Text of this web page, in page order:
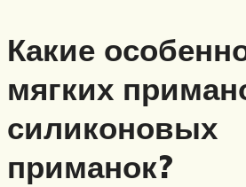
Какие
мягких
силиконовых
приманок?